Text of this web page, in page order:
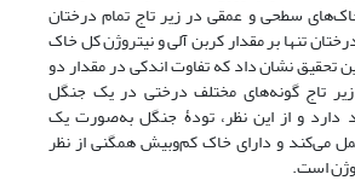
سطحی و عمقی در زیر تاج تمام درختان
4 اندازۀ درختان تنها بر مقدار کربن ‌آلی و نیتروژن کل خاک
تحقیق نشان داد که تفاوت اندکی در مقدار دو
تاج گونه‌های مختلف درختی در یک جنگل
و از این نظر، تودۀ جنگل به‌صورت یک
می‌کند و دارای خاک کم‌و‌بیش همگنی از نظر
است.